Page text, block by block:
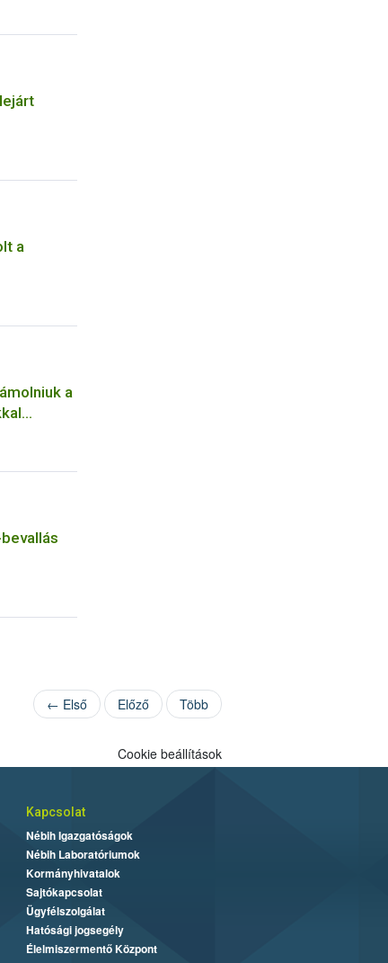
a
a
← Első Előző Több
Cookie beállítások
Kapcsolat
Nébih Igazgatóságok
Nébih Laboratóriumok
Kormányhivatalok
Sajtókapcsolat
Ügyfélszolgálat
Hatósági jogsegély
Élelmiszermentő Központ